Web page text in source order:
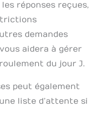
réponses reçues,
demandes
aidera à gérer
du jour J.
peut également
liste d’attente si